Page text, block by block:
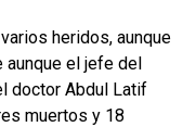
heridos, aunque
aunque el jefe del
doctor Abdul Latif
muertos y 18